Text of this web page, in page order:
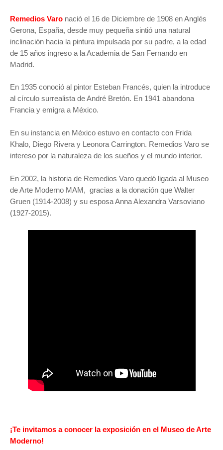
Remedios Varo nació el 16 de Diciembre de 1908 en Anglés
Gerona, España, desde muy pequeña sintió una natural
inclinación hacia la pintura impulsada por su padre, a la edad
de 15 años ingreso a la Academia de San Fernando en
Madrid.
En 1935 conoció al pintor Esteban Francés, quien la introduce
al círculo surrealista de André Bretón. En 1941 abandona
Francia y emigra a México.
En su instancia en México estuvo en contacto con Frida
Khalo, Diego Rivera y Leonora Carrington. Remedios Varo se
intereso por la naturaleza de los sueños y el mundo interior.
En 2002, la historia de Remedios Varo quedó ligada al Museo
de Arte Moderno MAM, gracias a la donación que Walter
Gruen (1914-2008) y su esposa Anna Alexandra Varsoviano
(1927-2015).
¡Te invitamos a conocer la exposición en el Museo de Arte
Moderno!